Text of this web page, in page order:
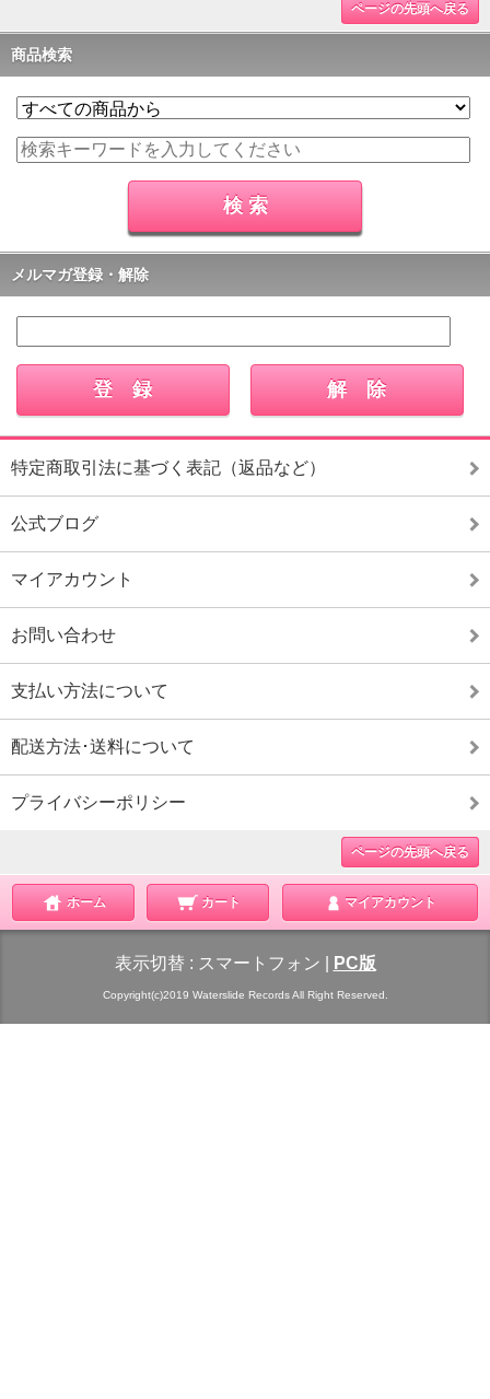
ページの先頭へ戻る
商品検索
メルマガ登録・解除
特定商取引法に基づく表記（返品など）
公式ブログ
マイアカウント
お問い合わせ
支払い方法について
配送方法･送料について
プライバシーポリシー
ページの先頭へ戻る
ホーム カート マイアカウント
表示切替 : スマートフォン PC版
Copyright(c)2019 Waterslide Records All Right Reserved.